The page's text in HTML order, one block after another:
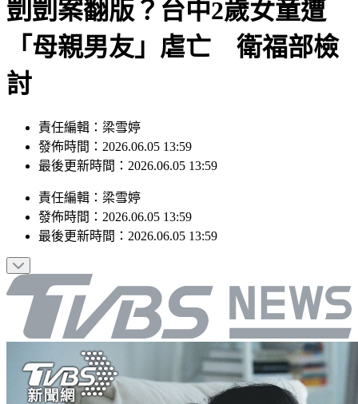
剴剴案翻版？台中2歲女童遭
「母親男友」虐亡 衛福部檢
討
責任編輯：梁雪婷
發佈時間：2026.06.05 13:59
最後更新時間：2026.06.05 13:59
責任編輯 ： 梁雪婷
發佈時間： 2026.06.05 13:59
最後更新時間： 2026.06.05 13:59